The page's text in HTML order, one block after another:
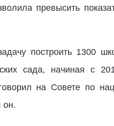
превысить
построить 1300
сада, начиная с
на Совете по
он.